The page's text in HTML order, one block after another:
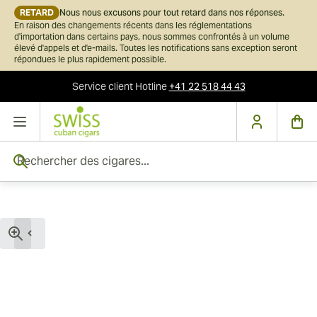
RETARD Nous nous excusons pour tout retard dans nos réponses.
En raison des changements récents dans les réglementations
d'importation dans certains pays, nous sommes confrontés à un volume
élevé d'appels et d'e-mails. Toutes les notifications sans exception seront
répondues le plus rapidement possible.
Service clientHotline+41 22 518 44 43
Skip to Content